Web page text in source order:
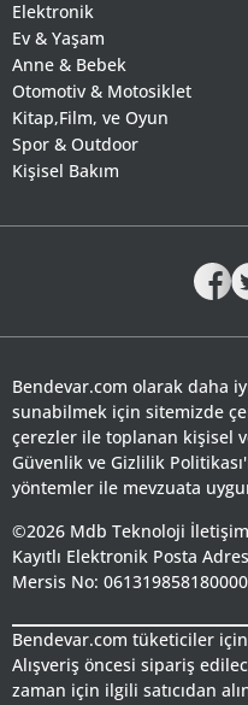
Elektronik
Ev & Yaşam
Anne & Bebek
Otomotiv & Motosiklet
Kitap,Film, ve Oyun
Spor & Outdoor
Kişisel Bakım
Bendevar.com olarak daha
sunabilmek için sitemizde
çerezler ile toplanan kişisel
Güvenlik ve Gizlilik
yöntemler ile mevzuata
©2026 Mdb Teknoloji İletişim
Kayıtlı Elektronik Posta
Mersis No:
Bendevar.com tüketiciler
Alışveriş öncesi sipariş
zaman için ilgili satıcıdan